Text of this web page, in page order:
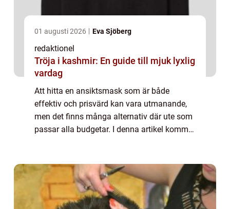
01 augusti 2026 Eva Sjöberg
redaktionel
Tröja i kashmir: En guide till mjuk lyxlig
vardag
Att hitta en ansiktsmask som är både
effektiv och prisvärd kan vara utmanande,
men det finns många alternativ där ute som
passar alla budgetar. I denna artikel kommer